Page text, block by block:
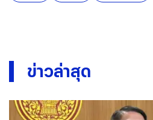
ข่าวล่าสุด